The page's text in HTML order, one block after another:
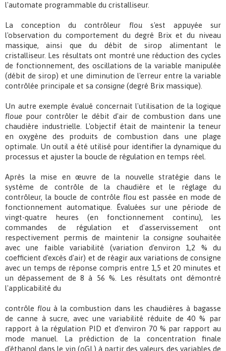
l'automate programmable du cristalliseur.
La conception du contrôleur flous'est appuyée sur
l'observation du comportement du degré Brix et du niveau
massique, ainsi que du débit de sirop alimentant le
cristalliseur. Les résultats ont montré une réduction des cycles
de fonctionnement, des oscillations de la variable manipulée
(débit de sirop) et une diminution de l'erreur entre la variable
contrôlée principale et sa consigne (degré Brix massique).
Un autre exemple évalué concernait l'utilisation de la logique
floue pour contrôler le débit d'air de combustion dans une
chaudière industrielle. L'objectif était de maintenir la teneur
en oxygène des produits de combustion dans une plage
optimale. Un outil a été utilisé pour identifier la dynamique du
processus et ajuster la boucle de régulation en temps réel.
Après la mise en œuvre de la nouvelle stratégie dans le
système de contrôle de la chaudière et le réglage du
contrôleur, la boucle de contrôle flouest passée en mode de
fonctionnement automatique. Évaluées sur une période de
vingt-quatre heures (en fonctionnement continu), les
commandes de régulation et d'asservissement ont
respectivement permis de maintenir laconsigne souhaitée
avec une faible variabilité (variation d'environ 1,2 % du
coefficient d'excès d'air) et de réagir aux variations de consigne
avec un temps de réponse compris entre 1,5 et 20 minutes et
un dépassement de 8 à 56 %. Les résultats ont démontré
l'applicabilité du
contrôle flou à la combustion dans les chaudières à bagasse
de canne à sucre, avec une variabilité réduite de 40 % par
rapport à la régulation PID et d'environ 70 % par rapport au
mode manuel. La prédiction de la concentration finale
d'éthanol dans le vin (oGL) à partir des valeurs des variables de